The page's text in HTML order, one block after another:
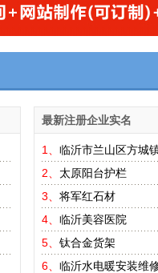
最新注册企业实名
1、 临沂市兰山区方城
2、 太原阳台护栏
3、 将军红石材
4、 临沂美容医院
5、 钛合金货架
6、 临沂水电暖安装维